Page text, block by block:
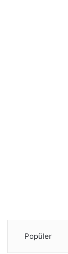
Popüler